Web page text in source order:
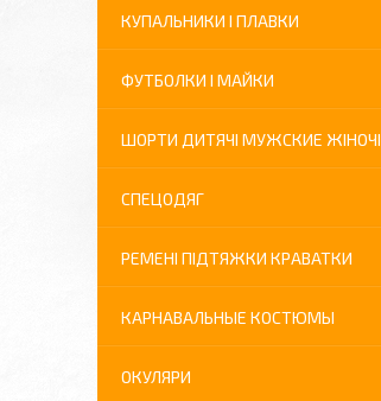
КУПАЛЬНИКИ І ПЛАВКИ
ФУТБОЛКИ І МАЙКИ
ШОРТИ ДИТЯЧІ МУЖСКИЕ ЖІНОЧІ
СПЕЦОДЯГ
РЕМЕНІ ПІДТЯЖКИ КРАВАТКИ
КАРНАВАЛЬНЫЕ КОСТЮМЫ
ОКУЛЯРИ